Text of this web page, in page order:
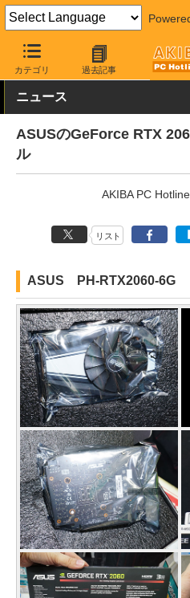
カテゴリ 過去記事
AKIBA PC Hotline! PCパーツ ビ
ニュース
ASUSのGeForce RTX
ル
AKIBA PC
リスト
ASUS PH-RTX2060-6G